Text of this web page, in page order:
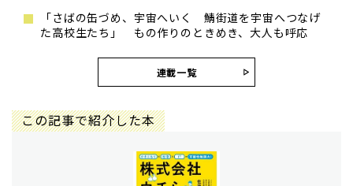
「さばの缶づめ、宇宙へいく 鯖街道を宇宙へつなげ
た高校生たち」 もの作りのときめき、大人も呼応
連載一覧
この記事で紹介した本